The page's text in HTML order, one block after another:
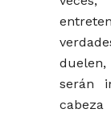
duelen,
serán